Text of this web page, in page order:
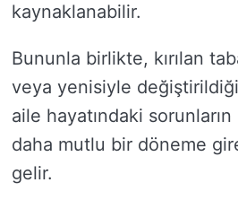
kaynaklanabilir.
Bununla birlikte, kırılan
veya yenisiyle
aile hayatındaki
daha mutlu bir döneme
gelir.